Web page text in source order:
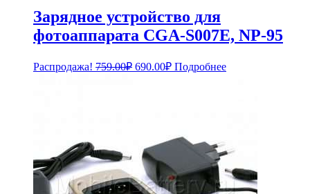
Зарядное устройство для
фотоаппарата CGA-S007E, NP-95
Распродажа! 759.00₽ Первоначальная
690.00₽Текущая
цена:
Подробнее